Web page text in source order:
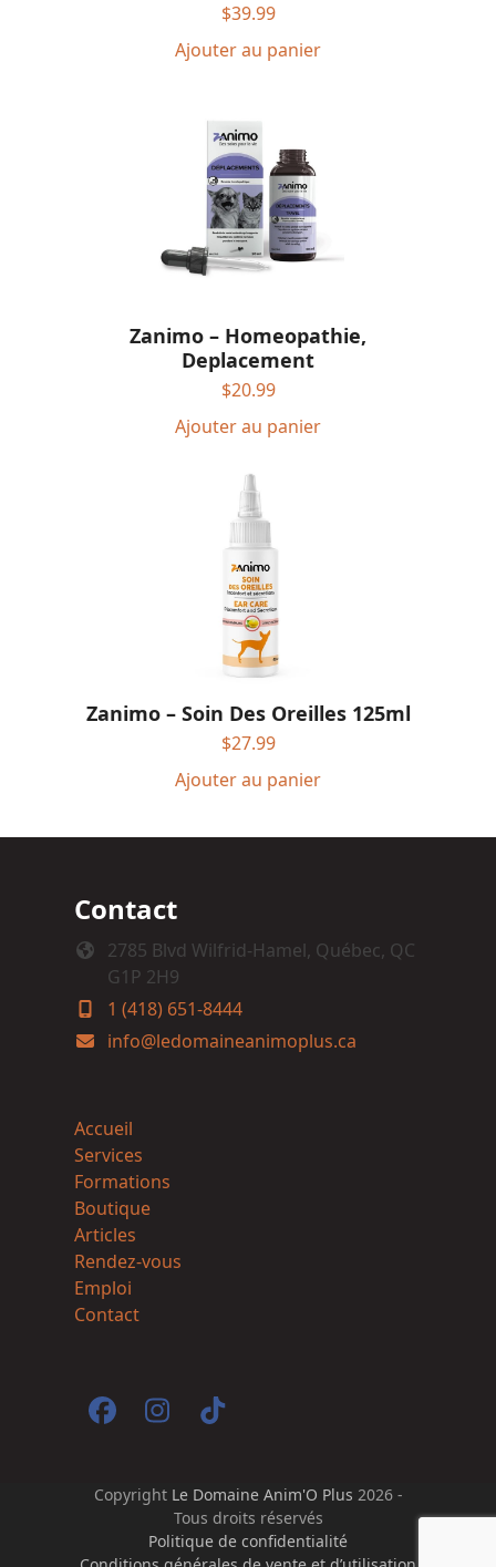
$39.99
Ajouter au panier
Zanimo – Homeopathie,
Deplacement
$20.99
Ajouter au panier
Zanimo – Soin Des Oreilles 125ml
$27.99
Ajouter au panier
Contact
2785 Blvd Wilfrid-Hamel, Québec, QC
G1P 2H9
1 (418) 651-8444
info@ledomaineanimoplus.ca
Accueil
Services
Formations
Boutique
Articles
Rendez-vous
Emploi
Contact
Facebook
Instagram
Tiktok
Copyright Le Domaine Anim'O Plus 2026 -
Tous droits réservés
Politique de confidentialité